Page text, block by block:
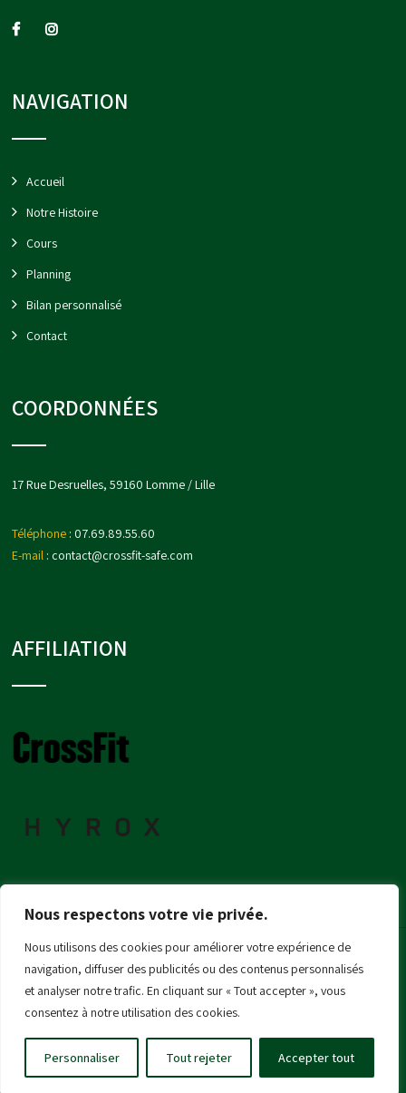
Nous respectons votre vie privée.
Nous utilisons des cookies pour améliorer votre expérience de
navigation, diffuser des publicités ou des contenus personnalisés
et analyser notre trafic. En cliquant sur « Tout accepter », vous
consentez à notre utilisation des cookies.
Personnaliser Tout rejeter Accepter tout
NAVIGATION
Accueil
Notre Histoire
Cours
Planning
Bilan personnalisé
Contact
COORDONNÉES
17 Rue Desruelles, 59160 Lomme / Lille
Téléphone : 07.69.89.55.60
E-mail : contact@crossfit-safe.com
AFFILIATION
© 2024 Copyright Crossfit S.A.F.E - Mentions légales
- Réalisation Nine-